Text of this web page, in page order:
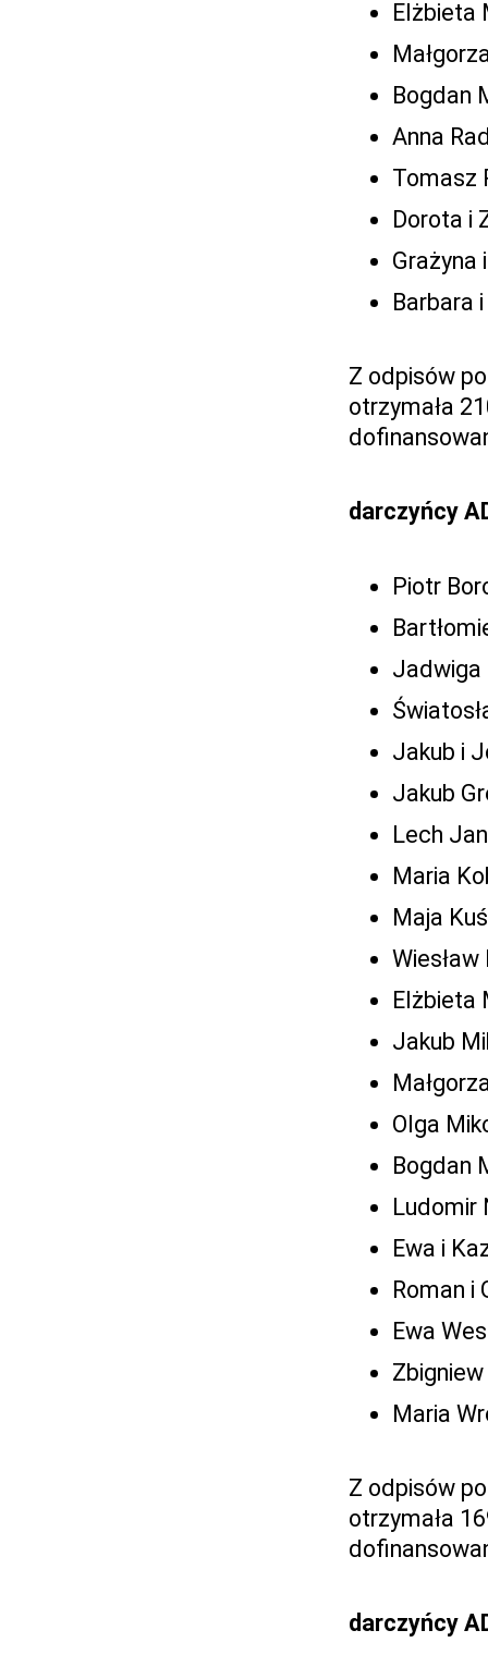
Elżbieta
Bogdan
Anna
Tomasz
Dorota i
Grażyna
Barbara
Z odpisów
otrzymała
darczyńcy
Piotr
Jadwiga
Jakub i
Jakub
Lech
Maria
Maja
Elżbieta
Jakub
Olga
Bogdan
Ludomir
Ewa i
Roman i
Ewa
Maria
Z odpisów
otrzymała
darczyńcy